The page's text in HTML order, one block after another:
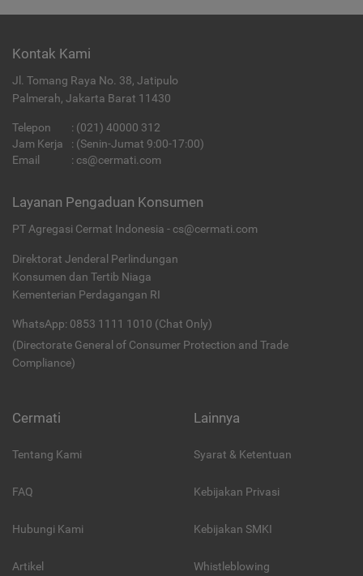
Kontak Kami
Jl. Tomang Raya No. 38, Jatipulo
Palmerah, Jakarta Barat 11430
Telepon : (021) 40000 312
Jam Kerja
: (Senin-Jumat 9:00-17:00)
Email
: cs@cermati.com
Layanan Pengaduan Konsumen
PT Agregasi Cermat Indonesia - cs@cermati.com
Direktorat Jenderal Perlindungan
Konsumen dan Tertib Niaga
Kementerian Perdagangan RI
WhatsApp: 0853 1111 1010 (Chat Only)
(Directorate General of Consumer Protection and Trade
Compliance)
Cermati
Tentang Kami
FAQ
Hubungi Kami
Artikel
Lainnya
Syarat & Ketentuan
Kebijakan Privasi
Kebijakan SMKI
Whistleblowing